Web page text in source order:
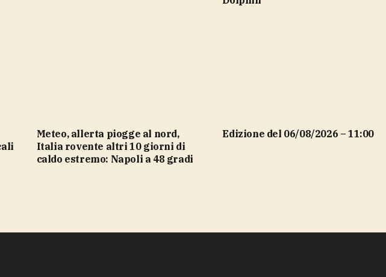
Meteo, allerta piogge al nord,
Italia rovente altri 10 giorni di
caldo estremo: Napoli a 48 gradi
Edizione del 06/08/2026 – 11:00